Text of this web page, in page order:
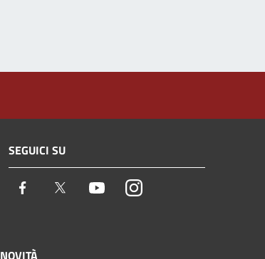
SEGUICI SU
Facebook Twitter YoutubeInstagram